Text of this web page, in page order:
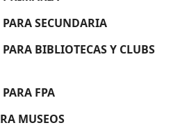
SECUNDARIA
BIBLIOTECAS Y CLUBS
FPA
MUSEOS